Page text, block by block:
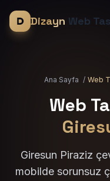
Dizayn Web
Ana Sayfa / Web
Web
Giresun Piraziz
mobilde sorunsuz